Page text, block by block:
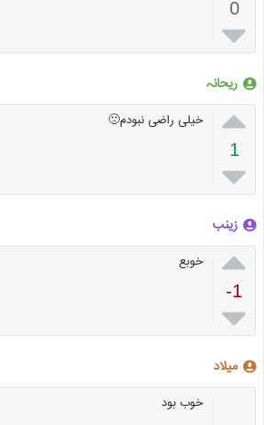
0

ریحانہ

1

خیلی راضی نبودم🙁
زینب

-1

خوبع
میلاد
خوب بود